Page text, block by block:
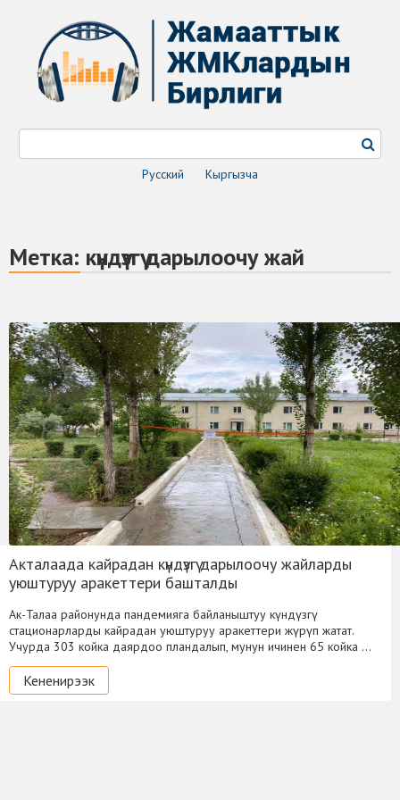
Русский Кыргызча
Метка: күндүзгү дарылоочу жай
Акталаада кайрадан күндүзгү дарылоочу жайларды
уюштуруу аракеттери башталды
Ак-Талаа районунда пандемияга байланыштуу күндүзгү
стационарларды кайрадан уюштуруу аракеттери жүрүп жатат.
Учурда 303 койка даярдоо пландалып, мунун ичинен 65 койка …
Кененирээк